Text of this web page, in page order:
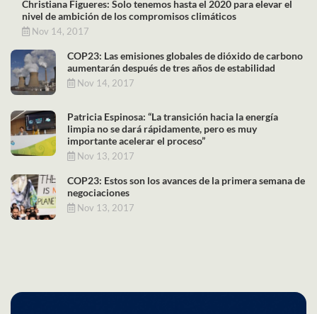
Christiana Figueres: Solo tenemos hasta el 2020 para elevar el
nivel de ambición de los compromisos climáticos
Nov 14, 2017
COP23: Las emisiones globales de dióxido de carbono
aumentarán después de tres años de estabilidad
Nov 14, 2017
Patricia Espinosa: “La transición hacia la energía
limpia no se dará rápidamente, pero es muy
importante acelerar el proceso”
Nov 13, 2017
COP23: Estos son los avances de la primera semana de
negociaciones
Nov 13, 2017